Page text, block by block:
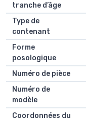
tranche d’âge
Type de
contenant
Forme
posologique
Numéro de pièce
Numéro de
modèle
Coordonnées du